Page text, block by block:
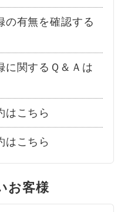
の有無を確認する
に関するＱ＆Ａは
はこちら
はこちら
お客様